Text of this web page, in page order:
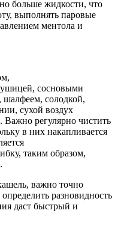
больше жидкости, что
выполнять паровые
ментола и
сосновыми
солодкой,
сухой воздух
Важно регулярно чистить
в них накапливается
таким образом,
важно точно
разновидность
даст быстрый и